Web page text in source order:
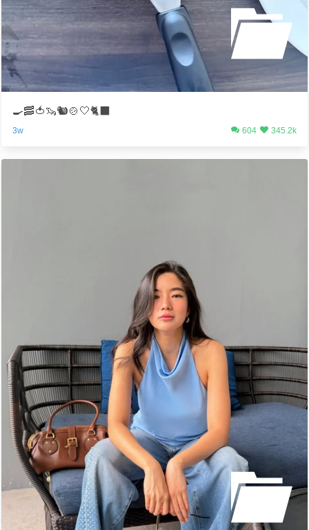
🍳🥓🍅🦦🐿🍲🤍🐈‍⬛
3w 604 345.2k